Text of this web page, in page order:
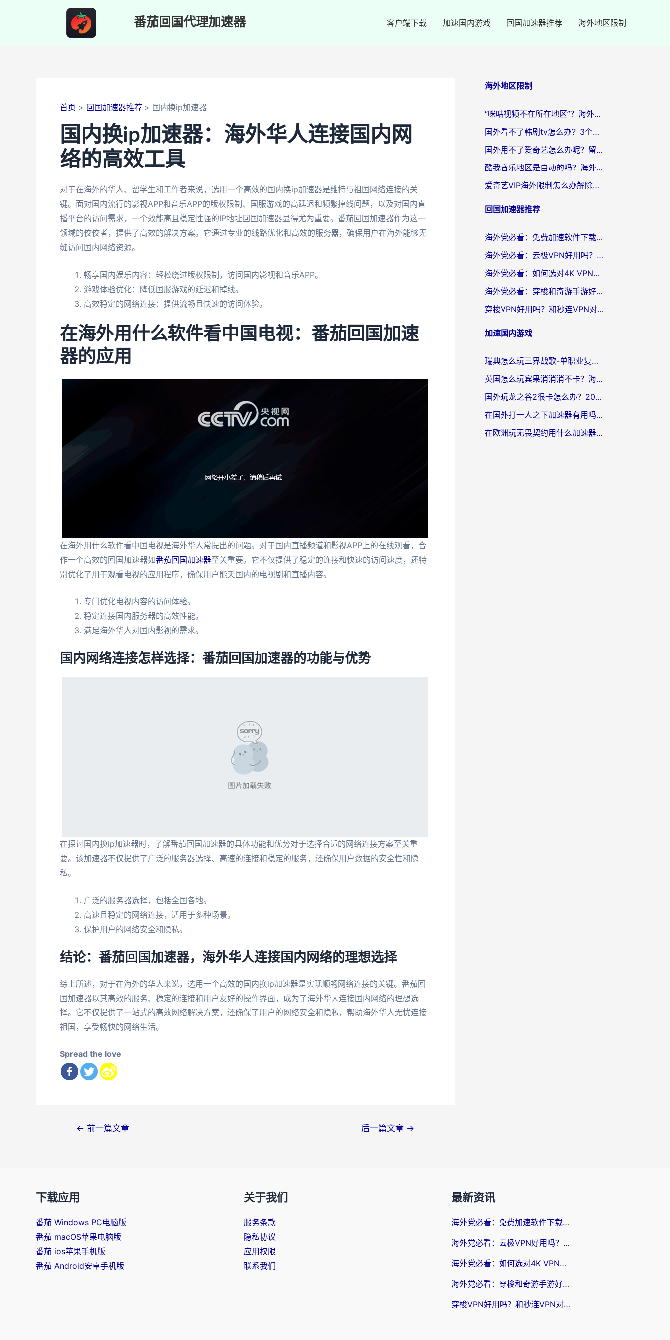
番茄回国代理加速器 客户端下载 加速国内游戏 回国加速器推荐 海外地区限制
首页 回国加速器推荐 国内换ip加速器
国内换ip加速器：海外华人连接国内网
络的高效工具
对于在海外的华人、留学生和工作者来说，选用一个高效的国内换ip加速器是维持与祖国网络连接的关
键。面对国内流行的影视APP和音乐APP的版权限制、国服游戏的高延迟和频繁掉线问题，以及对国内直
播平台的访问需求，一个效能高且稳定性强的IP地址回国加速器显得尤为重要。番茄回国加速器作为这一
领域的佼佼者，提供了高效的解决方案。它通过专业的线路优化和高效的服务器，确保用户在海外能够无
缝访问国内网络资源。
畅享国内娱乐内容：轻松绕过版权限制，访问国内影视和音乐APP。
游戏体验优化：降低国服游戏的延迟和掉线。
高效稳定的网络连接：提供流畅且快速的访问体验。
在海外用什么软件看中国电视：番茄回国加速
器的应用
在海外用什么软件看中国电视是海外华人常提出的问题。对于国内直播频道和影视APP上的在线观看，合
作一个高效的回国加速器如番茄回国加速器至关重要。它不仅提供了稳定的连接和快速的访问速度，还特
别优化了用于观看电视的应用程序，确保用户能夭国内的电视剧和直播内容。
专门优化电视内容的访问体验。
稳定连接国内服务器的高效性能。
满足海外华人对国内影视的需求。
国内网络连接怎样选择：番茄回国加速器的功能与优势
在探讨国内换ip加速器时，了解番茄回国加速器的具体功能和优势对于选择合适的网络连接方案至关重
要。该加速器不仅提供了广泛的服务器选择、高速的连接和稳定的服务，还确保用户数据的安全性和隐
私。
广泛的服务器选择，包括全国各地。
高速且稳定的网络连接，适用于多种场景。
保护用户的网络安全和隐私。
结论：番茄回国加速器，海外华人连接国内网络的理想选择
综上所述，对于在海外的华人来说，选用一个高效的国内换ip加速器是实现顺畅网络连接的关键。番茄回
国加速器以其高效的服务、稳定的连接和用户友好的操作界面，成为了海外华人连接国内网络的理想选
择。它不仅提供了一站式的高效网络解决方案，还确保了用户的网络安全和隐私，帮助海外华人无忧连接
祖国，享受畅快的网络生活。
Spread the love
← 前一篇文章 后一篇文章 →
海外地区限制
“咪咕视频不在所在地区”？海外党追剧看片、炒股的救星来了！
国外看不了韩剧tv怎么办？3个实用技巧解决海外追剧难题（附书旗小说&社保查询攻略）
国外用不了爱奇艺怎么办呢？留学生亲测有效的回国加速方案
酷我音乐地区是自动的吗？海外党听国内音乐看视频的真实解决方案
爱奇艺VIP海外限制怎么办解除？海外党追剧看片的终极解决方案
回国加速器推荐
海外党必看：免费加速软件下载指南——无缝访问国内资源的正确打开方式
海外党必看：云极VPN好用吗？和旋风VPN对比哪个回国效果更好？附真实体验+选择攻略
海外党必看：如何选对4K VPN，无缝刷国内剧听网易云？
海外党必看：穿梭和奇游手游好用吗？3步选对回国加速器，流畅看CCTV5海外直播
穿梭VPN好用吗？和秒连VPN对比哪个回国效果更好？海外党亲测实用指南
加速国内游戏
瑞典怎么玩三界战歌-单职业复古传奇手游？海外党国服游戏加速终极指南
英国怎么玩宾果消消消不卡？海外党国服游戏加速终极攻略（附守望第九大陆解决办法）
国外玩龙之谷2很卡怎么办？2026海外党必看的国服游戏加速全攻略
在国外打一人之下加速器有用吗？海外党国服游戏畅玩全攻略
在欧洲玩无畏契约用什么加速器好？2026海外党亲测有效指南
下载应用
番茄 Windows PC电脑版
番茄 macOS苹果电脑版
番茄 ios苹果手机版
番茄 Android安卓手机版
关于我们
服务条款
隐私协议
应用权限
联系我们
最新资讯
海外党必看：免费加速软件下载指南——无缝访问国内资源的正确打开方式
海外党必看：云极VPN好用吗？和旋风VPN对比哪个回国效果更好？附真实体验+选择攻略
海外党必看：如何选对4K VPN，无缝刷国内剧听网易云？
海外党必看：穿梭和奇游手游好用吗？3步选对回国加速器，流畅看CCTV5海外直播
穿梭VPN好用吗？和秒连VPN对比哪个回国效果更好？海外党亲测实用指南